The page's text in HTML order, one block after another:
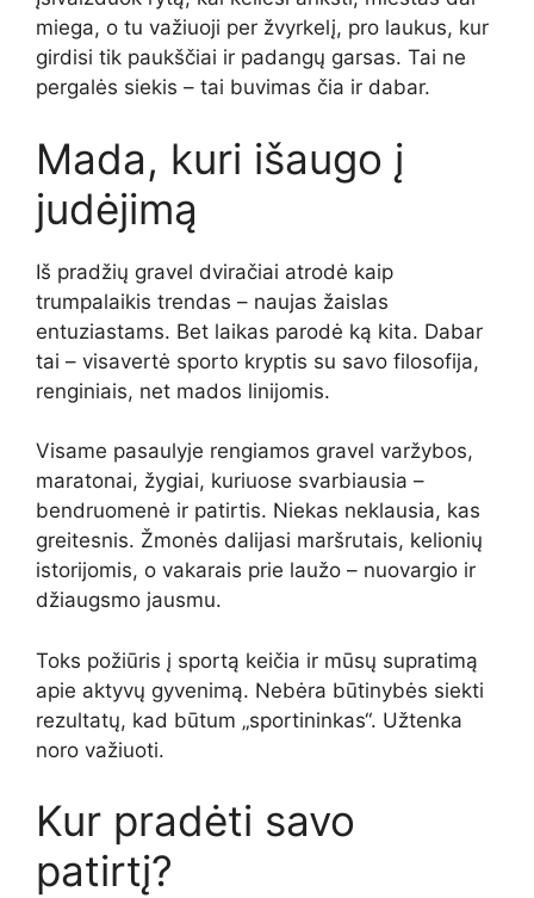
miega, o tu važiuoji per žvyrkelį, pro laukus, kur
girdisi tik paukščiai ir padangų garsas. Tai ne
pergalės siekis – tai buvimas čia ir dabar.
Mada, kuri išaugo į
judėjimą
Iš pradžių gravel dviračiai atrodė kaip
trumpalaikis trendas – naujas žaislas
entuziastams. Bet laikas parodė ką kita. Dabar
tai – visavertė sporto kryptis su savo filosofija,
renginiais, net mados linijomis.
Visame pasaulyje rengiamos gravel varžybos,
maratonai, žygiai, kuriuose svarbiausia –
bendruomenė ir patirtis. Niekas neklausia, kas
greitesnis. Žmonės dalijasi maršrutais, kelionių
istorijomis, o vakarais prie laužo – nuovargio ir
džiaugsmo jausmu.
Toks požiūris į sportą keičia ir mūsų supratimą
apie aktyvų gyvenimą. Nebėra būtinybės siekti
rezultatų, kad būtum „sportininkas“. Užtenka
noro važiuoti.
Kur pradėti savo
patirtį?